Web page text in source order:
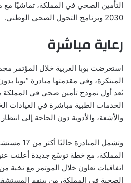
التأمين الصحي في المملكة، تماشيًا مع
2030 وبرنامج التحول الصحي الوطني.
رعاية مباشرة
استعرضت بوبا العربية خلال المؤتمر
المبتكرة، وفي مقدمتها مبادرة “بوبا
تُعد أول نموذج تأمين صحي في المملكة
الخدمات الطبية مباشرة في العيادات
والأشعة، والأدوية دون الحاجة إلى
وتشمل
المملكة، مع خطة توسّع جديدة أعلنت
اتفاقيات تعاون خلال المؤتمر مع نخبة
الصحية في المملكة، من بينهم